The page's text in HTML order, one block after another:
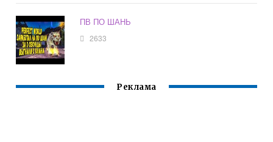
ПВ ПО ШАНЬ
2633
Реклама